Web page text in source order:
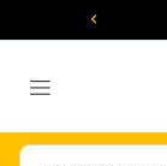
Encontre um